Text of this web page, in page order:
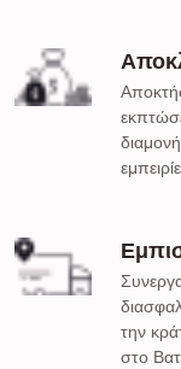
την
στο